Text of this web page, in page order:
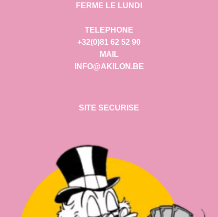
FERME LE LUNDI
TELEPHONE
+32(0)81 62 52 90
MAIL
INFO@AKILON.BE
SITE SECURISE